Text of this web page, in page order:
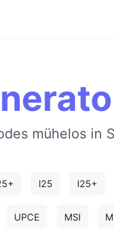
mühelos in
I25 I25+
UPCE MSI